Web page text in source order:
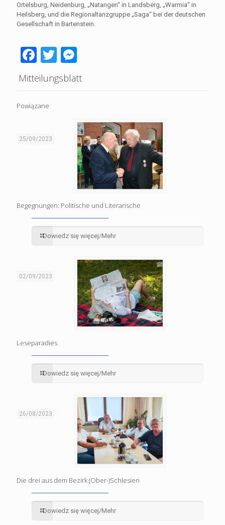
Ortelsburg, Neidenburg, „Natangen“ in Landsberg, „Warmia“ in
Heilsberg, und die Regionaltanzgruppe „Saga“ bei der deutschen
Gesellschaft in Bartenstein.
Facebook
TwitterMessenger
Mitteilungsblatt
Powiązane
25/09/2023
Begegnungen: Politische und Literarische
Dowiedz się więcej/Mehr
02/09/2023
Leseparadies
Dowiedz się więcej/Mehr
26/08/2023
Die drei aus dem Bezirk (Ober-)Schlesien
Dowiedz się więcej/Mehr